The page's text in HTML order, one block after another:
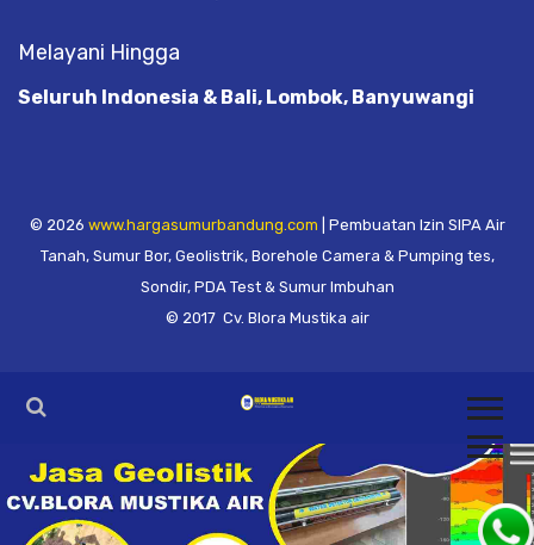
Melayani Hingga
Seluruh Indonesia & Bali, Lombok, Banyuwangi
© 2026 www.hargasumurbandung.com | Pembuatan Izin SIPA Air
Tanah, Sumur Bor, Geolistrik, Borehole Camera & Pumping tes,
Sondir, PDA Test & Sumur Imbuhan
© 2017 Cv. Blora Mustika air